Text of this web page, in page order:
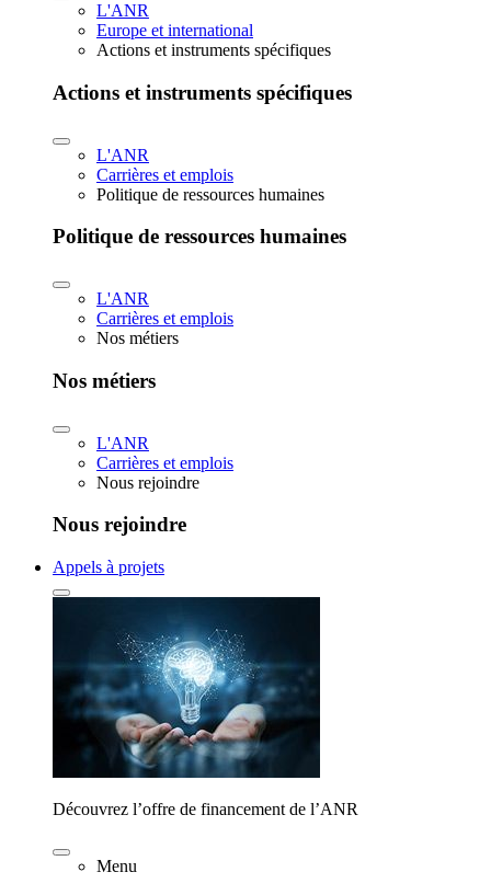
L'ANR
Europe et international
Actions et instruments spécifiques
Actions et instruments spécifiques
L'ANR
Carrières et emplois
Politique de ressources humaines
Politique de ressources humaines
L'ANR
Carrières et emplois
Nos métiers
Nos métiers
L'ANR
Carrières et emplois
Nous rejoindre
Nous rejoindre
Appels à projets
Découvrez l’offre de financement de l’ANR
Menu